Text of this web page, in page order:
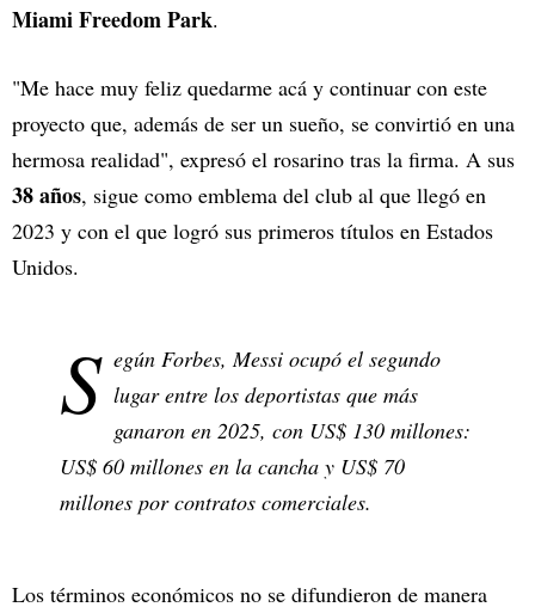
Miami Freedom Park.
"Me hace muy feliz quedarme acá y continuar con este
proyecto que, además de ser un sueño, se convirtió en una
hermosa realidad", expresó el rosarino tras la firma. A sus
38 años, sigue como emblema del club al que llegó en
2023 y con el que logró sus primeros títulos en Estados
Unidos.
S egún Forbes, Messi ocupó el segundo
lugar entre los deportistas que más
ganaron en 2025, con US$ 130 millones:
US$ 60 millones en la cancha y US$ 70
millones por contratos comerciales.
Los términos económicos no se difundieron de manera